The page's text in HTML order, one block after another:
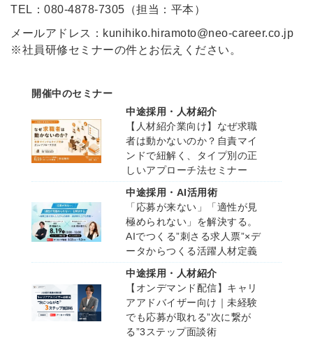
TEL：080-4878-7305（担当：平本）
メールアドレス：kunihiko.hiramoto@neo-career.co.jp
※社員研修セミナーの件とお伝えください。
開催中のセミナー
中途採用・人材紹介
【人材紹介業向け】なぜ求職
者は動かないのか？自責マイ
ンドで紐解く、タイプ別の正
しいアプローチ法セミナー
中途採用・AI活用術
「応募が来ない」「適性が見
極められない」を解決する。
AIでつくる”刺さる求人票”×デ
ータからつくる活躍人材定義
中途採用・人材紹介
【オンデマンド配信】キャリ
アアドバイザー向け｜未経験
でも応募が取れる”次に繋が
る”3ステップ面談術